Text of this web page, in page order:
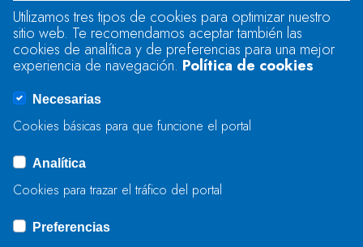
Se produjo un error al cargar el campo
"text".
Se produjo un error al cargar el campo
ENVIAR
Utilizamos tres tipos de cookies para optimizar nuestro
sitio web. Te recomendamos aceptar también las
cookies de analítica y de preferencias para una mejor
experiencia de navegación. Política de cookies
Necesarias
Cookies básicas para que funcione el portal
Analítica
Cookies para trazar el tráfico del portal
Preferencias